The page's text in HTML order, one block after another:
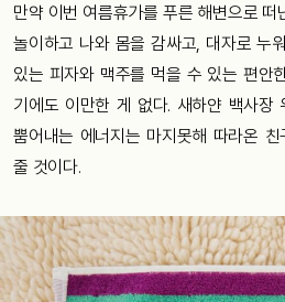
만약 이번 여름휴가를 푸른 해변으로 떠
놀이하고 나와 몸을 감싸고, 대자로 누
있는 피자와 맥주를 먹을 수 있는 편안
기에도 이만한 게 없다. 새하얀 백사장
뿜어내는 에너지는 마지못해 따라온
줄 것이다.